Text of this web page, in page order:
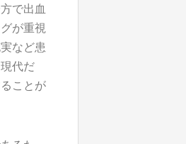
で出血
が重視
など患
代だ
ことが